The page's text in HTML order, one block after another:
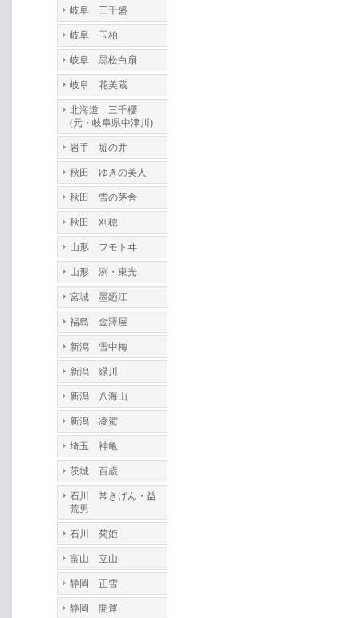
岐阜 三千盛
岐阜 玉柏
岐阜 黒松白扇
岐阜 花美蔵
北海道 三千櫻
(元・岐阜県中津川)
岩手 堀の井
秋田 ゆきの美人
秋田 雪の茅舎
秋田 刈穂
山形 フモトヰ
山形 洌・東光
宮城 墨廼江
福島 金澤屋
新潟 雪中梅
新潟 緑川
新潟 八海山
新潟 凌駕
埼玉 神亀
茨城 百歳
石川 常きげん・益
荒男
石川 菊姫
富山 立山
静岡 正雪
静岡 開運